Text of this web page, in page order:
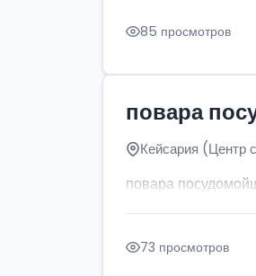
85 просмотров
повара
Кейсария (Центр
повара
73 просмотров